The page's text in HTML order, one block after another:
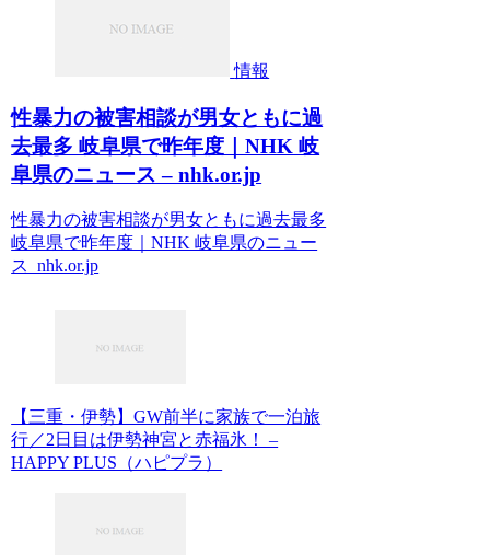
情報
性暴力の被害相談が男女ともに過
去最多 岐阜県で昨年度｜NHK 岐
阜県のニュース – nhk.or.jp
性暴力の被害相談が男女ともに過去最多
岐阜県で昨年度｜NHK 岐阜県のニュー
ス nhk.or.jp
【三重・伊勢】GW前半に家族で一泊旅
行／2日目は伊勢神宮と赤福氷！ –
HAPPY PLUS（ハピプラ）